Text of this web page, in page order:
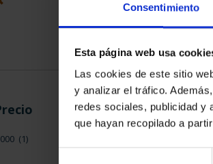
Consentimiento
Esta página web usa
Las cookies de este sitio
y analizar el tráfico.
redes sociales, publicidad y
que hayan recopilado a
(1)
CAPITALES